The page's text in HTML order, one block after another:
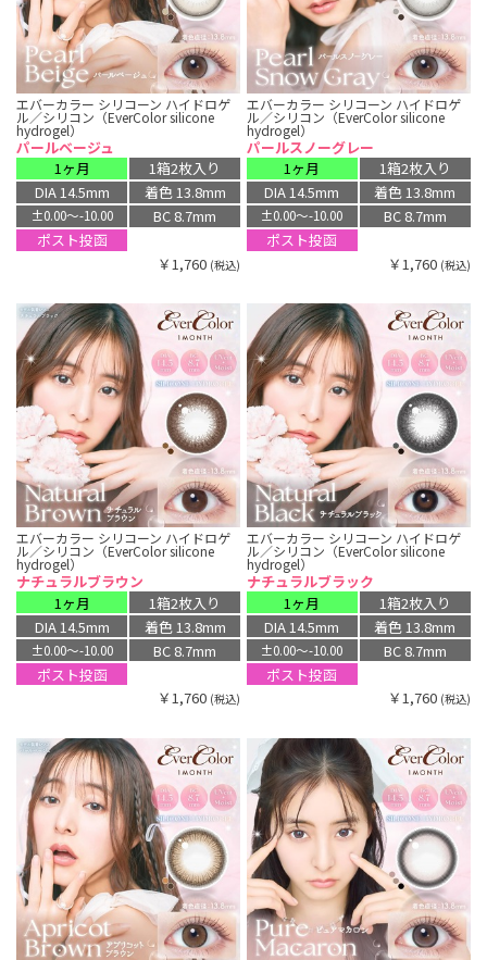
エバーカラー シリコーン ハイドロゲ
ル／シリコン（EverColor silicone
hydrogel）
パールベージュ
1ヶ月
1箱2枚入り
DIA 14.5mm
着色 13.8mm
±0.00〜-10.00
BC 8.7mm
ポスト投函
￥1,760 (税込)
エバーカラー シリコーン ハイドロゲ
ル／シリコン（EverColor silicone
hydrogel）
パールスノーグレー
1ヶ月
1箱2枚入り
DIA 14.5mm
着色 13.8mm
±0.00〜-10.00
BC 8.7mm
ポスト投函
￥1,760 (税込)
エバーカラー シリコーン ハイドロゲ
ル／シリコン（EverColor silicone
hydrogel）
ナチュラルブラウン
1ヶ月
1箱2枚入り
DIA 14.5mm
着色 13.8mm
±0.00〜-10.00
BC 8.7mm
ポスト投函
￥1,760 (税込)
エバーカラー シリコーン ハイドロゲ
ル／シリコン（EverColor silicone
hydrogel）
ナチュラルブラック
1ヶ月
1箱2枚入り
DIA 14.5mm
着色 13.8mm
±0.00〜-10.00
BC 8.7mm
ポスト投函
￥1,760 (税込)